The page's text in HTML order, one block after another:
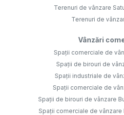
Terenuri de vânzare
Terenuri de
Vânzări
Spații comerciale de
Spații de birouri de
Spații industriale de
Spații comerciale de
Spații de birouri de vânzare
Spații comerciale de vânzare